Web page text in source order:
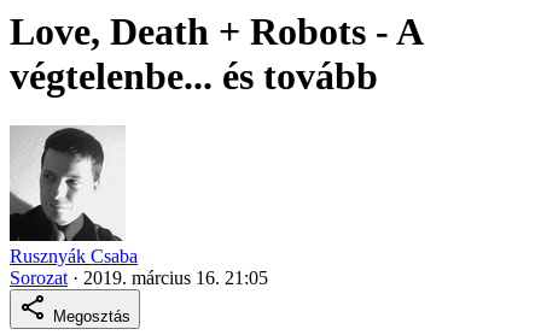
Love, Death + Robots - A
végtelenbe... és tovább
Rusznyák Csaba
Sorozat · 2019. március 16. 21:05
Megosztás